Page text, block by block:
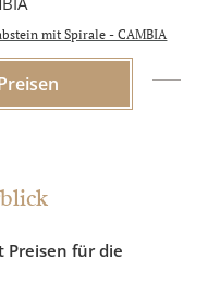
mit Spirale - CAMBIA
Preisen für die